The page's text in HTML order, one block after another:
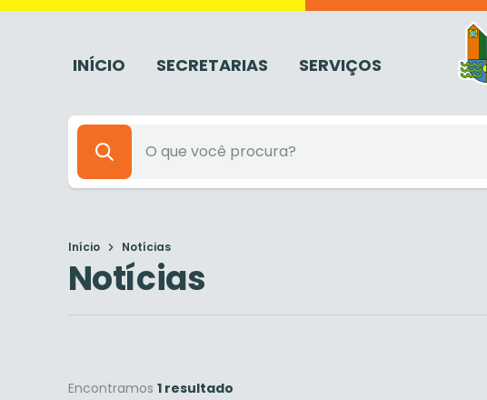
INÍCIO SECRETARIAS SERVIÇOS
Início Notícias
Notícias
Encontramos 1 resultado